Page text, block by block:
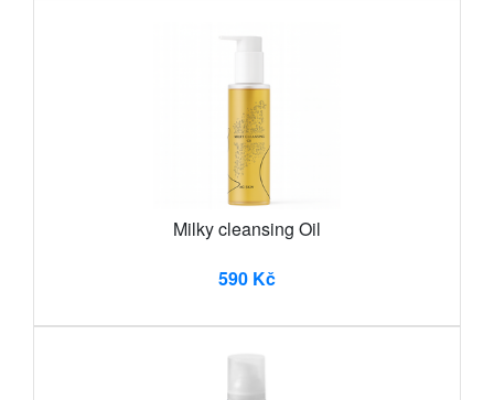
Milky cleansing Oil
590 Kč